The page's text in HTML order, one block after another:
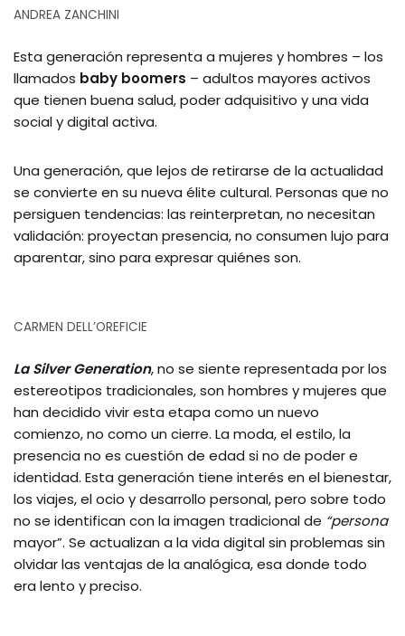
ANDREA ZANCHINI
Esta generación representa a mujeres y hombres – los
llamados baby boomers – adultos mayores activos
que tienen buena salud, poder adquisitivo y una vida
social y digital activa.
Una generación, que lejos de retirarse de la actualidad
se convierte en su nueva élite cultural. Personas que no
persiguen tendencias: las reinterpretan, no necesitan
validación: proyectan presencia, no consumen lujo para
aparentar, sino para expresar quiénes son.
CARMEN DELL’OREFICIE
La Silver Generation, no se siente representada por los
estereotipos tradicionales, son hombres y mujeres que
han decidido vivir esta etapa como un nuevo
comienzo, no como un cierre. La moda, el estilo, la
presencia no es cuestión de edad si no de poder e
identidad. Esta generación tiene interés en el bienestar,
los viajes, el ocio y desarrollo personal, pero sobre todo
no se identifican con la imagen tradicional de “persona
mayor”. Se actualizan a la vida digital sin problemas sin
olvidar las ventajas de la analógica, esa donde todo
era lento y preciso.